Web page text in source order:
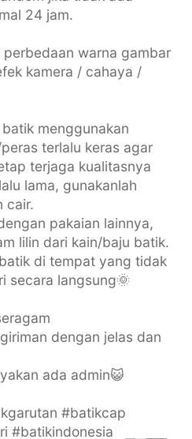
24 jam.
perbedaan warna gambar
kamera / cahaya /
menggunakan
terlalu keras agar
terjaga kualitasnya
lama, gunakanlah
cair.
pakaian lainnya,
lilin dari kain/baju batik.
di tempat yang tidak
secara langsung🌞
dengan jelas dan
ada admin😺
#batikcap
#batikindonesia